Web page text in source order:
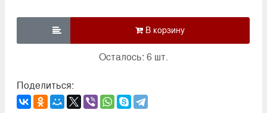

Осталось: 6 шт.
Поделиться: